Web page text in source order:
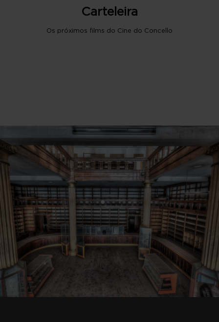
Carteleira
Os próximos films do Cine do Concello